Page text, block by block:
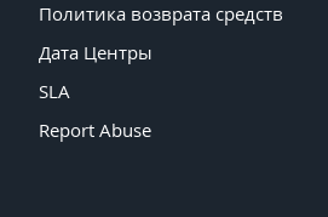
Политика возврата средств
Дата Центры
SLA
Report Abuse